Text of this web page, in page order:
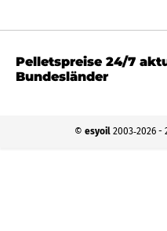
Pelletspreise 24/7
Bundesländer
© esyoil 2003‐2026